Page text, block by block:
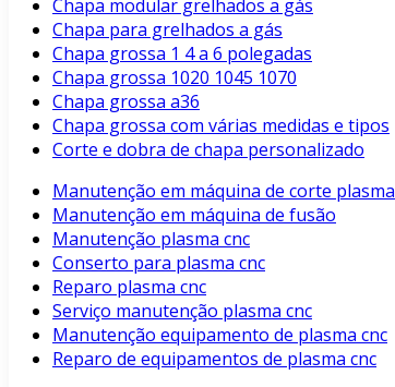
Chapa modular grelhados a gás
Chapa para grelhados a gás
Chapa grossa 1 4 a 6 polegadas
Chapa grossa 1020 1045 1070
Chapa grossa a36
Chapa grossa com várias medidas e tipos
Corte e dobra de chapa personalizado
Manutenção em máquina de corte plasma
Manutenção em máquina de fusão
Manutenção plasma cnc
Conserto para plasma cnc
Reparo plasma cnc
Serviço manutenção plasma cnc
Manutenção equipamento de plasma cnc
Reparo de equipamentos de plasma cnc